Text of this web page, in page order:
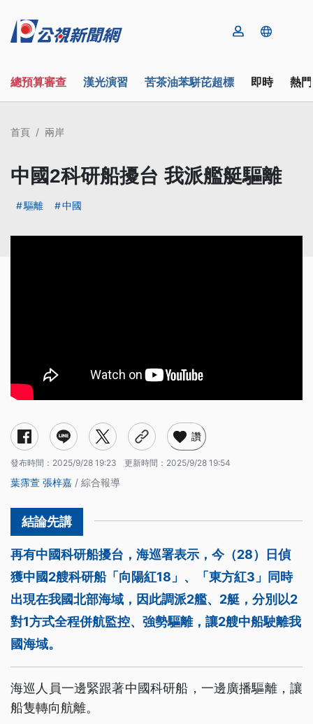
總預算審查 漢光演習 苦茶油苯駢芘超標 即時 熱
首頁 兩岸
中國2科研船擾台 我派艦艇驅離
驅離 中國
讚
發布時間： 2025/9/28 19:23 更新時間： 2025/9/28 19:54
葉霈萱 張梓嘉 / 綜合報導
再有中國科研船擾台，海巡署表示，今（28）日偵
獲中國2艘科研船「向陽紅18」、「東方紅3」同時
出現在我國北部海域，因此調派2艦、2艇，分別以2
對1方式全程併航監控、強勢驅離，讓2艘中船駛離我
國海域。
海巡人員一邊緊跟著中國科研船，一邊廣播驅離，讓
船隻轉向航離。